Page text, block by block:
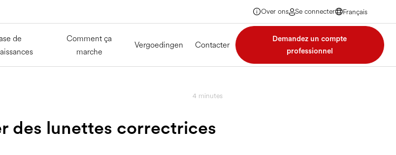
Over ons Se connecter
Français
Français
Français
de
Comment ça
marche
Vergoedingen Contacter
Demandez un compte
professionnel
4 minutes
des lunettes correctrices